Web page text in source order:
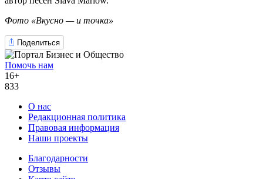
Фото «Вкусно — и точка»
Поделиться
Помочь нам
16+
833
О нас
Редакционная политика
Правовая информация
Наши проекты
Благодарности
Отзывы